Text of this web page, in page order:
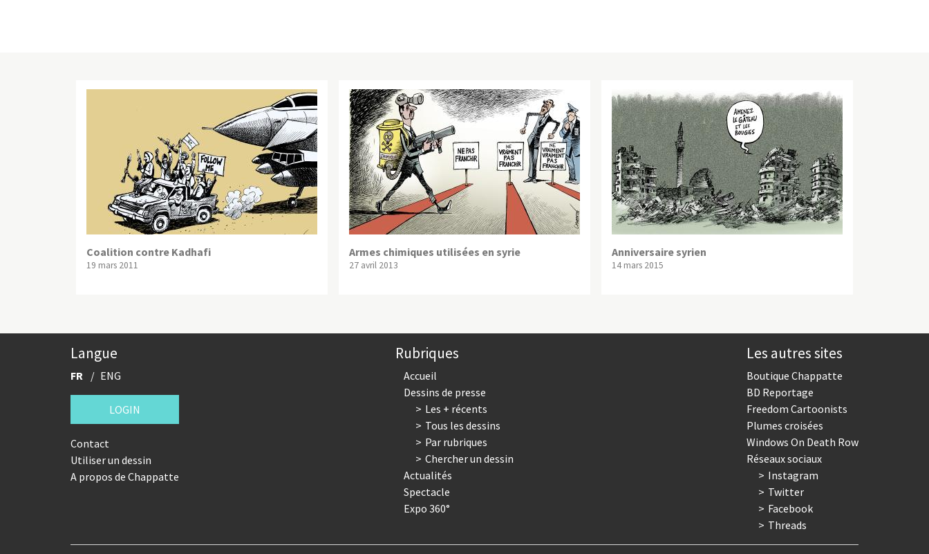
Coalition contre Kadhafi
19 mars 2011
Armes chimiques utilisées en syrie
27 avril 2013
Anniversaire syrien
14 mars 2015
Langue
FR ENG
LOGIN
Contact
Utiliser un dessin
A propos de Chappatte
Rubriques
Accueil
Dessins de presse
Les + récents
Tous les dessins
Par rubriques
Chercher un dessin
Actualités
Spectacle
Expo 360°
Les autres sites
Boutique Chappatte
BD Reportage
Freedom Cartoonists
Plumes croisées
Windows On Death Row
Réseaux sociaux
Instagram
Twitter
Facebook
Threads